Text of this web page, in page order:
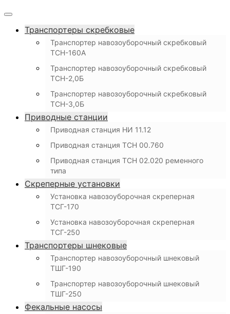
Транспортеры скребковые
Транспортер навозоуборочный скребковый
ТСН-160А
Транспортер навозоуборочный скребковый
ТСН-2,0Б
Транспортер навозоуборочный скребковый
ТСН-3,0Б
Приводные станции
Приводная станция НИ 11.12
Приводная станция ТСН 00.760
Приводная станция ТСН 02.020 ременного
типа
Скреперные установки
Установка навозоуборочная скреперная
ТСГ-170
Установка навозоуборочная скреперная
ТСГ-250
Транспортеры шнековые
Транспортер навозоуборочный шнековый
ТШГ-190
Транспортер навозоуборочный шнековый
ТШГ-250
Фекальные насосы